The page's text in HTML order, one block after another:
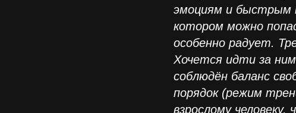
эмоциям и быстрым
котором можно
особенно радует.
Хочется идти за
соблюдён баланс
порядок (режим
взрослому